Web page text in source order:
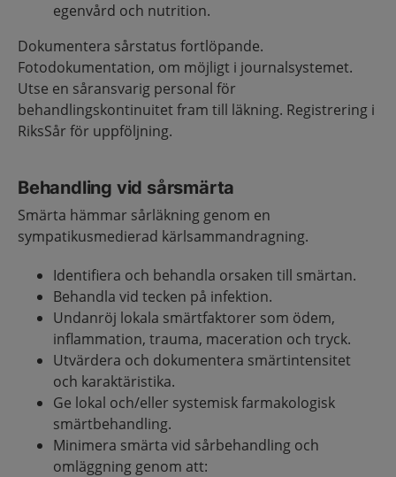
egenvård och nutrition.
Dokumentera sårstatus fortlöpande.
Fotodokumentation, om möjligt i journalsystemet.
Utse en såransvarig personal för
behandlingskontinuitet fram till läkning. Registrering i
RiksSår för uppföljning.
Behandling vid sårsmärta
Smärta hämmar sårläkning genom en
sympatikusmedierad kärlsammandragning.
Identifiera och behandla orsaken till smärtan.
Behandla vid tecken på infektion.
Undanröj lokala smärtfaktorer som ödem,
inflammation, trauma, maceration och tryck.
Utvärdera och dokumentera smärtintensitet
och karaktäristika.
Ge lokal och/eller systemisk farmakologisk
smärtbehandling.
Minimera smärta vid sårbehandling och
omläggning genom att: